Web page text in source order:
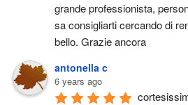
grande professionista,
sa consigliarti cercando di
bello. Grazie ancora
antonella c
6 years ago